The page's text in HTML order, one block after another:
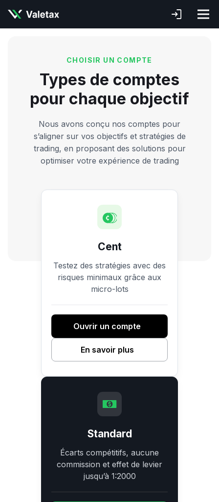
CHOISIR UN COMPTE
Types de comptes
pour chaque objectif
Nous avons conçu nos comptes pour
s’aligner sur vos objectifs et stratégies de
trading, en proposant des solutions pour
optimiser votre expérience de trading
Cent
Testez des stratégies avec des
risques minimaux grâce aux
micro-lots
Ouvrir un compte
En savoir plus
Standard
Écarts compétitifs, aucune
commission et effet de levier
jusqu’à 1:2000